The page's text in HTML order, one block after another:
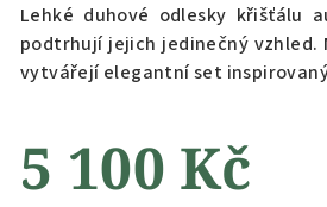
Lehké duhové odlesky křišťálu
podtrhují jejich jedinečný vzhled.
vytvářejí elegantní set
5 100 Kč